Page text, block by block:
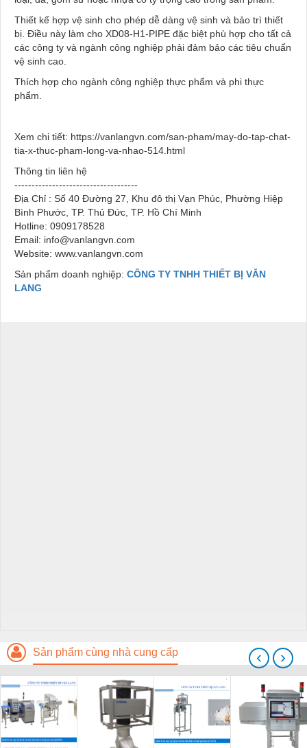
Thiết kế hợp vệ sinh cho phép dễ dàng vệ sinh và bảo trì thiết
bị. Điều này làm cho XD08-H1-PIPE đặc biệt phù hợp cho tất cả
các công ty và ngành công nghiệp phải đảm bảo các tiêu chuẩn
vệ sinh cao.
Thích hợp cho ngành công nghiệp thực phẩm và phi thực
phẩm.
Xem chi tiết: https://vanlangvn.com/san-pham/may-do-tap-chat-
tia-x-thuc-pham-long-va-nhao-514.html
Thông tin liên hệ
------------------------------------
Địa Chỉ : Số 40 Đường 27, Khu đô thị Vạn Phúc, Phường Hiệp
Bình Phước, TP. Thủ Đức, TP. Hồ Chí Minh
Hotline: 0909178528
Email: info@vanlangvn.com
Website: www.vanlangvn.com
Sản phẩm doanh nghiệp: CÔNG TY TNHH THIẾT BỊ VĂN
LANG
Sản phẩm cùng nhà cung cấp ‹ ›